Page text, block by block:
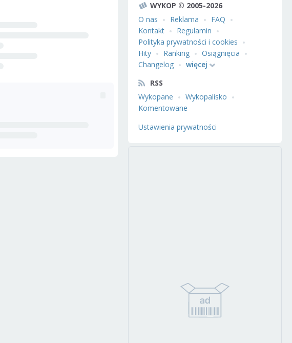
WYKOP © 2005-2026
O nas
Reklama
FAQ
Kontakt
Regulamin
Polityka prywatności i cookies
Hity
Ranking
Osiągnięcia
Changelog
więcej
RSS
Wykopane
Wykopalisko
Komentowane
Ustawienia prywatności